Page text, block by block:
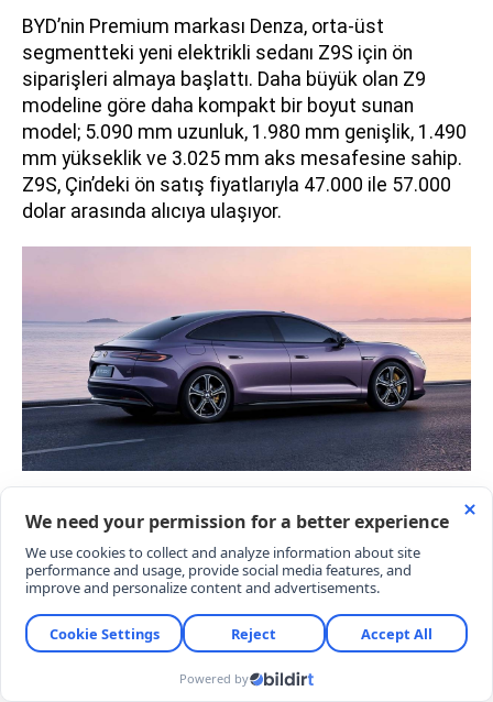
BYD’nin Premium markası Denza, orta-üst
segmentteki yeni elektrikli sedanı Z9S için ön
siparişleri almaya başlattı. Daha büyük olan Z9
modeline göre daha kompakt bir boyut sunan
model; 5.090 mm uzunluk, 1.980 mm genişlik, 1.490
mm yükseklik ve 3.025 mm aks mesafesine sahip.
Z9S, Çin’deki ön satış fiyatlarıyla 47.000 ile 57.000
dolar arasında alıcıya ulaşıyor.
DIŞ TASARIMINDA ŞIKLIK VE SPORTİFLİK
Denza Z9S, ön bülümündeki çift şeritli LED
aydınlatmalar ve dikey yerleştirilen ana farlarla
dikkat çekiyor. Siyah çam çerçeveleri, yenilikçi kapı
silüetini tamamlıyor. Tavanında gelişmiş sürüş